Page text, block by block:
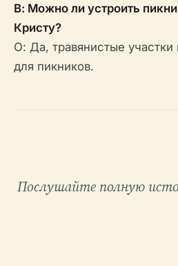
В: Можно ли устроить
Кристу?
О: Да, травянистые участки
для пикников.
Послушайте полную